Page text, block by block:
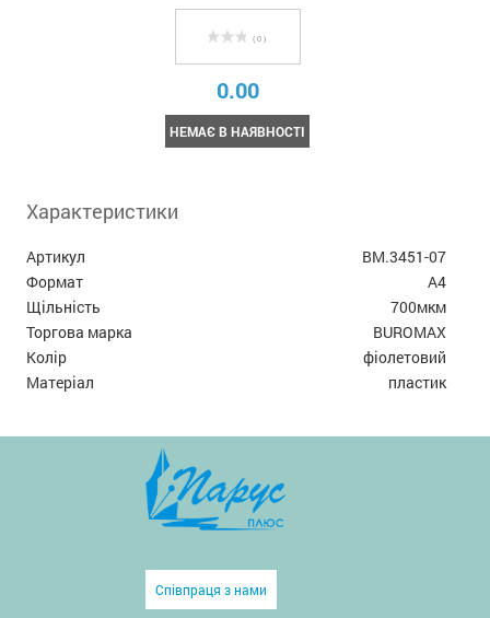
( 0 )
0.00
НЕМАЄ В НАЯВНОСТІ
Характеристики
Артикул
BM.3451-07
Формат
А4
Щільність
700мкм
Торгова марка
BUROMAX
Колір
фіолетовий
Матеріал
пластик
Співпраця з нами